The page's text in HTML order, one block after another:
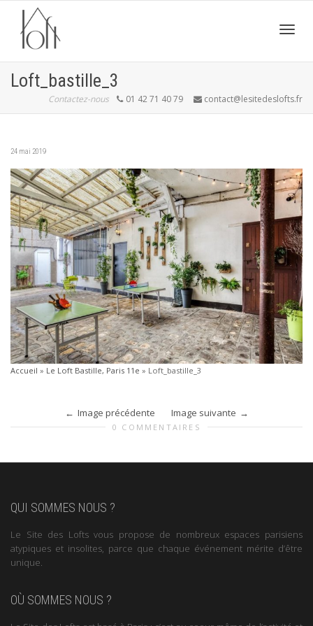
Loft_bastille_3
Contactez-nous 01 42 71 40 79 contact@lesitedeslofts.fr
24 mai 2019
Accueil » Le Loft Bastille, Paris 11e » Loft_bastille_3
Image précédente Image suivante
0 COMMENTAIRES
QUI SOMMES NOUS ?
Le Site des Lofts vous propose de nombreux espaces parisiens
atypiques et insolites, parce que chaque événement mérite d’être
unique.
OÙ SOMMES NOUS ?